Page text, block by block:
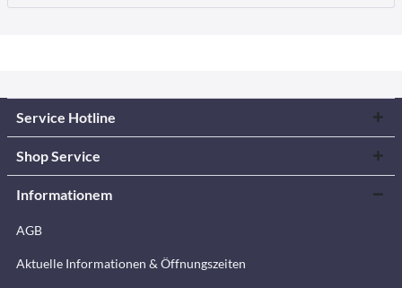
Service Hotline
Shop Service
Informationem
AGB
Aktuelle Informationen & Öffnungszeiten